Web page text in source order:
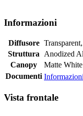
Informazioni
Diffusore
Struttura
Anodized
Canopy
Matte White
Documenti
Vista frontale